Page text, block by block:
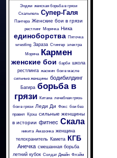
Энджи женская борьба в грязи
Скальпель Супер-Галя
Пантера Женские бои в грязи
рестлинг Морячка Ника
единоборства
Пяточка
wrestling Зараза Стингер электра
Моряча
Кармен
женские бои барби школа
рестлинга жасмин бои в масле
сильные женщины бодибилдинг
Багира борьба в
грязи Китана лечебная грязь
бои в грязи Леди Ди Фокс бои без
правил
Крэш сильные женщины
в истории фитнес Скала
никита Амазонка женщина
телохранитель Камета КГБ
Анечка смешанная борьба
летний кубок Солдат Джейн Флэйм